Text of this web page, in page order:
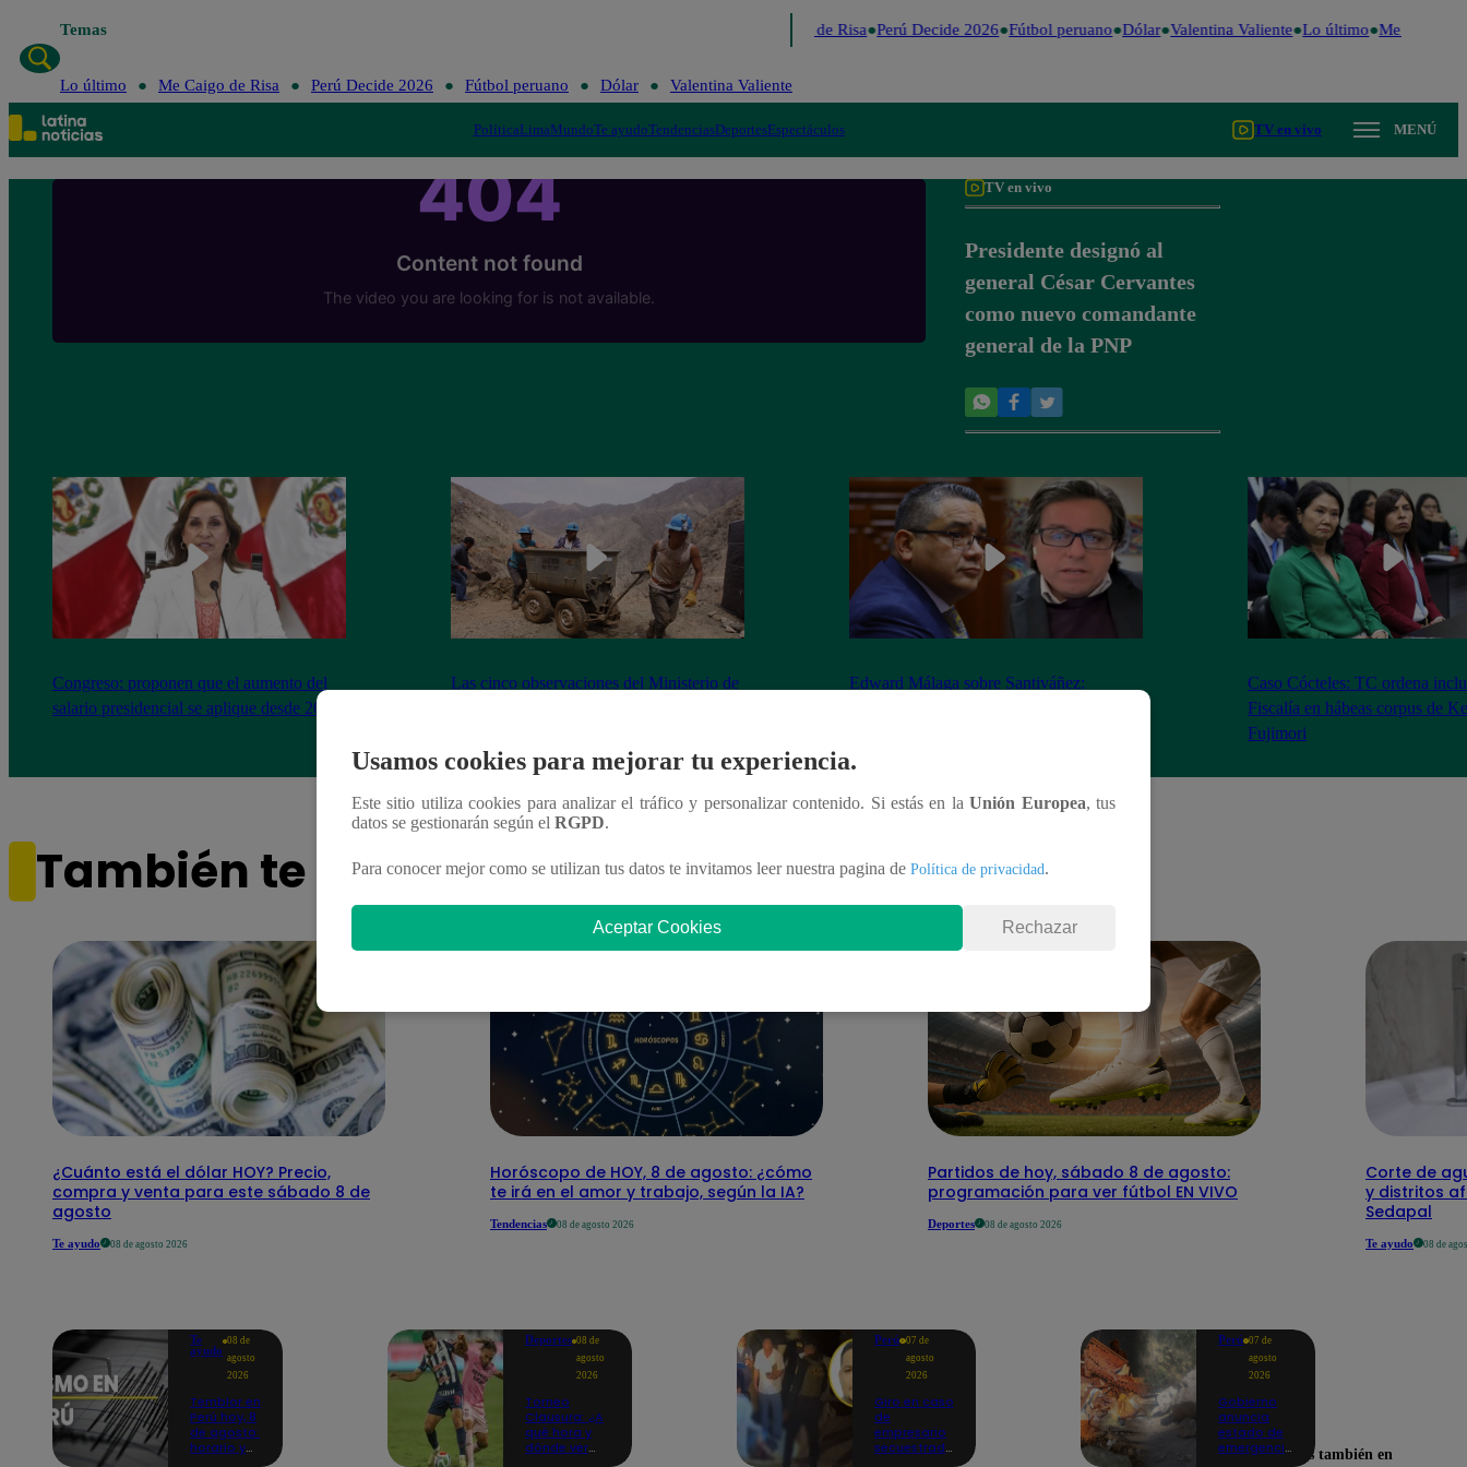
Temas Me Caigo de Risa Perú Decide 2026 Fútbol peruano Dólar Valentina Valiente Lo último Me Caigo de
Lo último Me Caigo de Risa Perú Decide 2026 Fútbol peruano Dólar Valentina Valiente
PolíticaLimaMundoTe ayudoTendenciasDeportesEspectáculos TV en vivo MENÚ
TV en vivo
Presidente designó al
general César Cervantes
como nuevo comandante
general de la PNP
Congreso: proponen que el aumento del
salario presidencial se aplique desde 2026
Las cinco observaciones del Ministerio de
Edward Málaga sobre Santiváñez:
Caso Cócteles: TC ordena
Fiscalía en hábeas corpus de
Fujimori
También te puede interesar
¿Cuánto está el dólar HOY? Precio,
compra y venta para este sábado 8 de
agosto
Te ayudo 08 de agosto 2026
Horóscopo de HOY, 8 de agosto: ¿cómo
te irá en el amor y trabajo, según la IA?
Tendencias 08 de agosto 2026
Partidos de hoy, sábado 8 de agosto:
programación para ver fútbol EN VIVO
Deportes 08 de agosto 2026
Corte de
y distritos
Sedapal
Te ayudo 08 de
Te
ayudo
08 de
agosto
2026
Temblor en
Perú hoy, 8
de agosto:
horario y
Deportes 08 de
agosto
2026
Torneo
Clausura: ¿A
qué hora y
dónde ver
Perú 07 de
agosto
2026
Giro en caso
de
empresario
secuestrado
Perú 07 de
agosto
2026
Gobierno
anuncia
estado de
emergencia
Usamos cookies para mejorar tu experiencia.
Este sitio utiliza cookies para analizar el tráfico y personalizar contenido. Si estás en laUnión Europea, tus
datos se gestionarán según el RGPD.
Para conocer mejor como se utilizan tus datos te invitamos leer nuestra pagina de Política de privacidad.
Aceptar Cookies Rechazar
Encuéntranos también en